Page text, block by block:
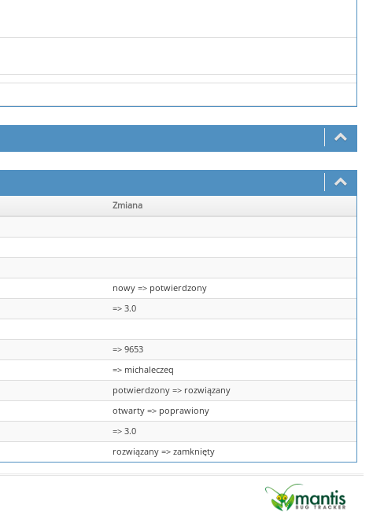
Zmiana
nowy => potwierdzony
=> 3.0
=> 9653
=> michaleczeq
potwierdzony => rozwiązany
otwarty => poprawiony
=> 3.0
rozwiązany => zamknięty